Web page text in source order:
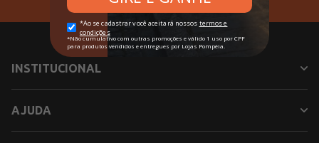
INSTITUCIONAL
AJUDA